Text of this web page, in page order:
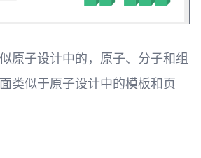
原子设计中的，原子、分子和组
类似于原子设计中的模板和页